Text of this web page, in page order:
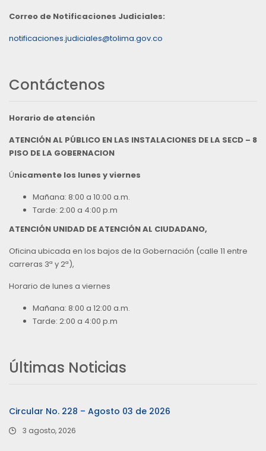
Correo de Notificaciones Judiciales:
notificaciones.judiciales@tolima.gov.co
Contáctenos
Horario de atención
ATENCIÓN AL PÚBLICO EN LAS INSTALACIONES DE LA SECD – 8
PISO DE LA GOBERNACION
Únicamente los lunes y viernes
Mañana: 8:00 a 10:00 a.m.
Tarde: 2:00 a 4:00 p.m
ATENCIÓN UNIDAD DE ATENCIÓN AL CIUDADANO,
Oficina ubicada en los bajos de la Gobernación (calle 11 entre
carreras 3ª y 2ª),
Horario de lunes a viernes
Mañana: 8:00 a 12:00 a.m.
Tarde: 2:00 a 4:00 p.m
Últimas Noticias
Circular No. 228 – Agosto 03 de 2026
3 agosto, 2026